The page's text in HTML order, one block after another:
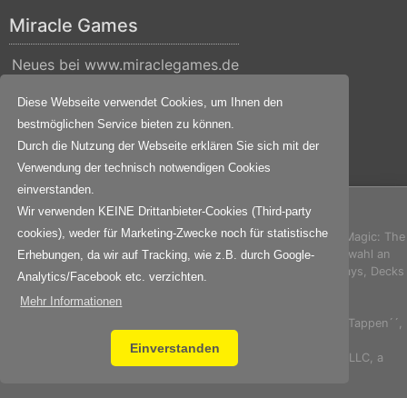
Diese Webseite verwendet Cookies, um Ihnen den
bestmöglichen Service bieten zu können.
Durch die Nutzung der Webseite erklären Sie sich mit der
Verwendung der technisch notwendigen Cookies
einverstanden.
Wir verwenden KEINE Drittanbieter-Cookies (Third-party
cookies), weder für Marketing-Zwecke noch für statistische
Erhebungen, da wir auf Tracking, wie z.B. durch Google-
Analytics/Facebook etc. verzichten.
Mehr Informationen
Einverstanden
Miracle Games
Neues bei www.miraclegames.de
Über uns
Impressum
Datenschutz
© 2001-2026Miracle Games . All Rights Reserved.
Miracle Games ist ein Online-Shop für das Sammelkartenspiel Magic: The
Gathering von Wizards of the Coast. Neben einer Riesenauswahl an
Magic Einzelkarten erhältst Du hier auch MTG Booster & Displays, Decks
Magic the Gathering (TM), die Manasymbole, Tap-Symbole, ´´Tappen´´,
sind eingetragene Warenzeichen von Wizards of the Coast LLC, a